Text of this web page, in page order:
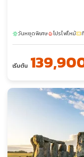
sunnyวันหยุดพิเศษlocal_fire_departmentโปรไฟไหม้confirmation_number
เริ่มต้น